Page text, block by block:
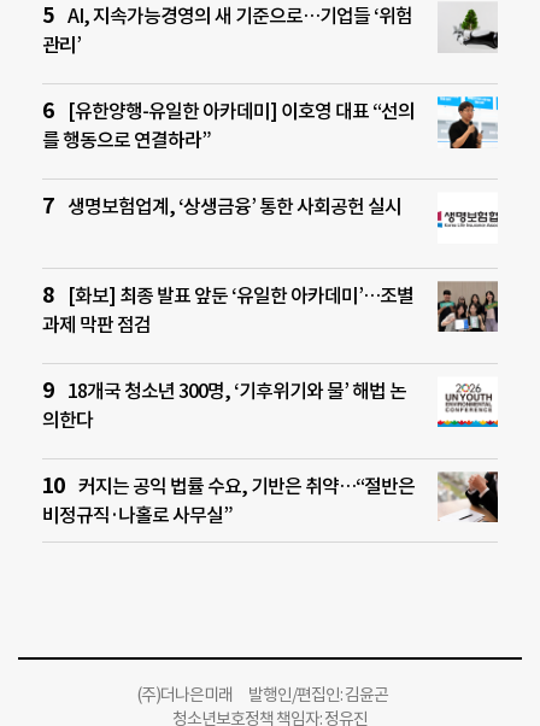
AI, 지속가능경영의 새 기준으로…기업들 ‘위험
관리’
[유한양행-유일한 아카데미] 이호영 대표 “선의
를 행동으로 연결하라”
생명보험업계, ‘상생금융’ 통한 사회공헌 실시
[화보] 최종 발표 앞둔 ‘유일한 아카데미’…조별
과제 막판 점검
18개국 청소년 300명, ‘기후위기와 물’ 해법 논
의한다
커지는 공익 법률 수요, 기반은 취약…“절반은
비정규직·나홀로 사무실”
(주)더나은미래 발행인/편집인: 김윤곤
청소년보호정책 책임자: 정유진